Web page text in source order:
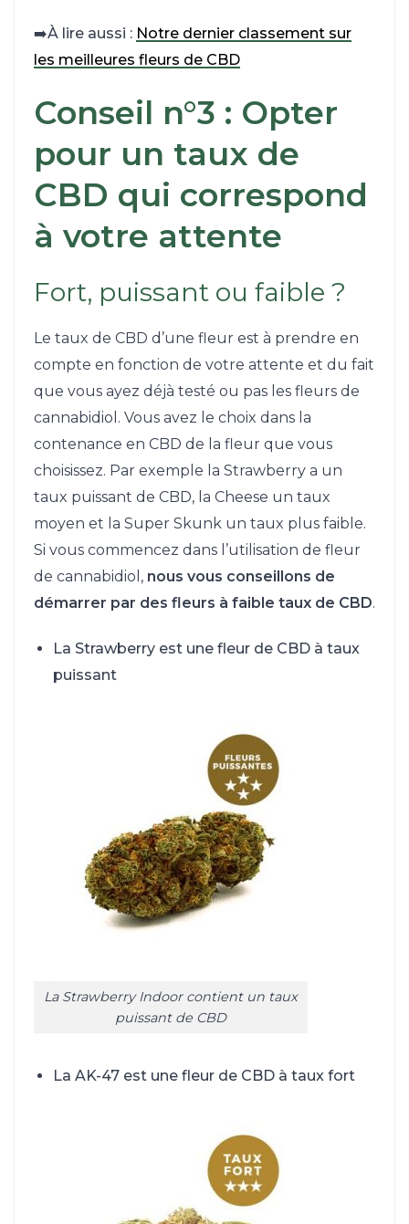
➡️À lire aussi : Notre dernier classement sur
les meilleures fleurs de CBD
Conseil n°3 : Opter
pour un taux de
CBD qui correspond
à votre attente
Fort, puissant ou faible ?
Le taux de CBD d’une fleur est à prendre en
compte en fonction de votre attente et du fait
que vous ayez déjà testé ou pas les fleurs de
cannabidiol. Vous avez le choix dans la
contenance en CBD de la fleur que vous
choisissez. Par exemple la Strawberry a un
taux puissant de CBD, la Cheese un taux
moyen et la Super Skunk un taux plus faible.
Si vous commencez dans l’utilisation de fleur
de cannabidiol, nous vous conseillons de
démarrer par des fleurs à faible taux de CBD.
La Strawberry est une fleur de CBD à taux
puissant
La Strawberry Indoor contient un taux
puissant de CBD
La AK-47 est une fleur de CBD à taux fort